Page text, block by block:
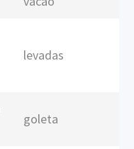
levadas
goleta